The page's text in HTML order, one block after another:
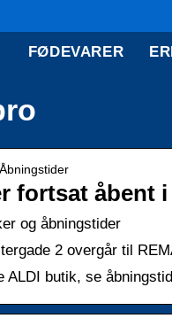
FØDEVARER
fortsat åbent
og åbningstider
2 overgår til
ALDI butik, se